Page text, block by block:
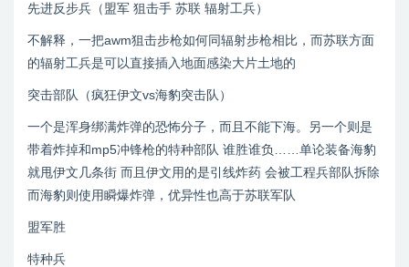
先进反步兵（盟军 狙击手 苏联 辐射工兵）
不解释，一把awm狙击步枪如何同辐射步枪相比，而苏联方面
的辐射工兵是可以直接插入地面感染大片土地的
突击部队（疯狂伊文vs海豹突击队）
一个是浑身绑满炸弹的恐怖分子，而且不能下海。另一个则是
带着炸掉和mp5冲锋枪的特种部队 谁胜谁负……单论装备海豹
就甩伊文几条街 而且伊文用的是引线炸药 会被工程兵部队拆除
而海豹则使用瞬爆炸弹，优异性也高于苏联军队
盟军胜
特种兵